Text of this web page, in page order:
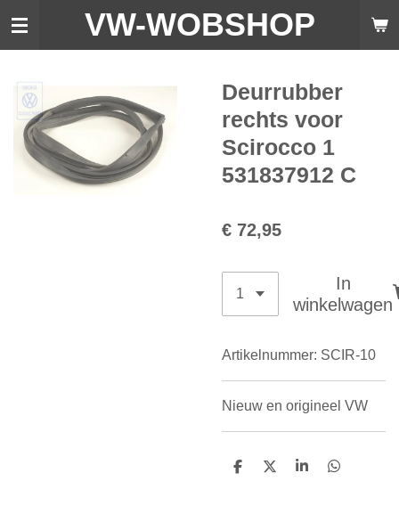
Ga
de
hoofdinhoud
VW-WOBSHOP
Deurrubber
rechts voor
Scirocco 1
531837912 C
€ 72,95
In
winkelwagen
Artikelnummer: SCIR-10
Nieuw en origineel VW
D
D
S
D